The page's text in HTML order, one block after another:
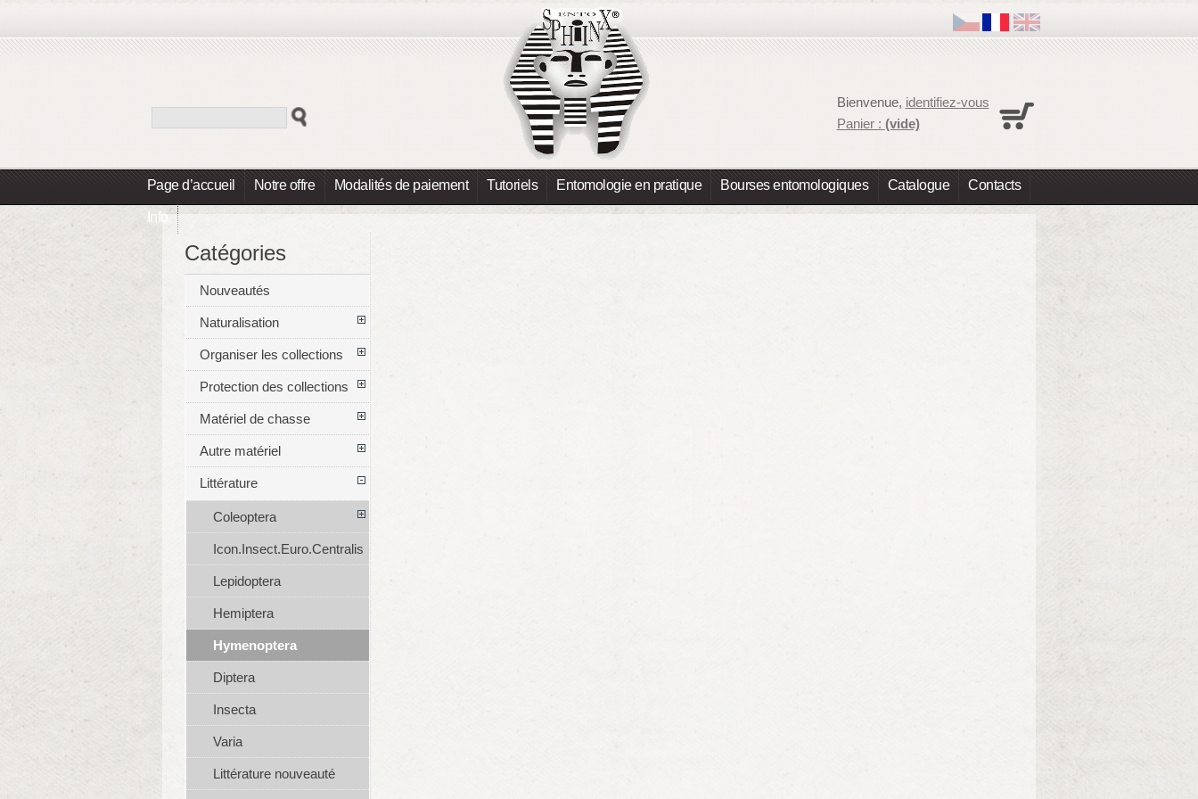
Page d’accueil Notre offre Modalités de paiement Tutoriels Entomologie en pratique Bourses entomologiques Catalogue Contacts
Info
Bienvenue, identifiez-vous
Panier : (vide)
Catégories
Nouveautés
Naturalisation
Organiser les collections
Protection des collections
Matériel de chasse
Autre matériel
Littérature
Coleoptera
Icon.Insect.Euro.Centralis
Lepidoptera
Hemiptera
Hymenoptera
Diptera
Insecta
Varia
Littérature nouveauté
Aucun produit
Total 0,00 €
Les prix sont HT